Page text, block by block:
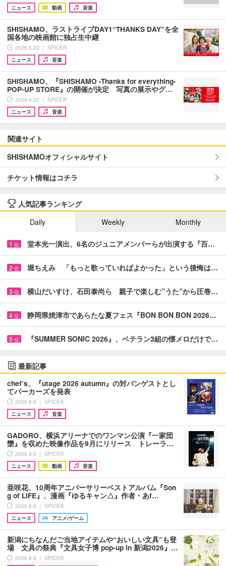
ニュース
動画 音楽
SHISHAMO、ラストライブDAY1“THANKS DAY”を全
国各地の映画館に独占生中継
2026.5.22 ｜ SPICER
ニュース
音楽
SHISHAMO、『SHISHAMO -Thanks for everything-
POP-UP STORE』の開催が決定 写真の展示やグ…
2026.4.20 ｜ SPICER
ニュース
音楽
関連サイト
SHISHAMOオフィシャルサイト
チケット情報はコチラ
人気記事ランキング
Daily
Weekly Monthly
1 位 堂本光一演出、6名のジュニアメンバーらが出演する『百…
2 位 堀ちえみ 「もっと歌っていればよかった」という後悔は…
3 位 横山だいすけ、石田泰尚ら 親子で楽しむ”うた”から圧巻…
4 位 静岡県焼津市であらたな夏フェス『BON BON BON 2026…
5 位 『SUMMER SONIC 2026』、ベテラン3組の懐メロだけで…
最新記事
chef’s、『utage 2026 autumn』の対バンゲストとし
てパーカーズを発表
2026.8.6 ｜ SPICER
ニュース
音楽
GADORO、横浜アリーナでのワンマン公演『一家団
欒』を収めた映像作品を9月にリリース トレーラ…
2026.8.6 ｜ SPICER
ニュース
動画 音楽
亜咲花、10周年アニバーサリーベストアルバム『Son
g of LIFE』、漫画『ゆるキャン△』作者・あf…
2026.8.6 ｜ SPICER
ニュース
アニメ/ゲーム
新潟にちなんだご当地アイテムや“おいしい文具”も登
場 文具の祭典『文具女子博 pop-up in 新潟2026』…
2026.8.6 ｜ SPICER